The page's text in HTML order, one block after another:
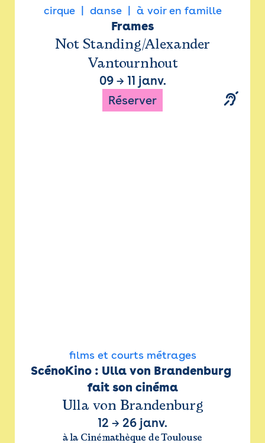
cirque danse à voir en famille
Frames
Not Standing/Alexander
Vantournhout
09→ 11 janv.
Réserver
films et courts métrages
ScénoKino : Ulla von Brandenburg
fait son cinéma
Ulla von Brandenburg
12 → 26 janv.
à la Cinémathèque de Toulouse